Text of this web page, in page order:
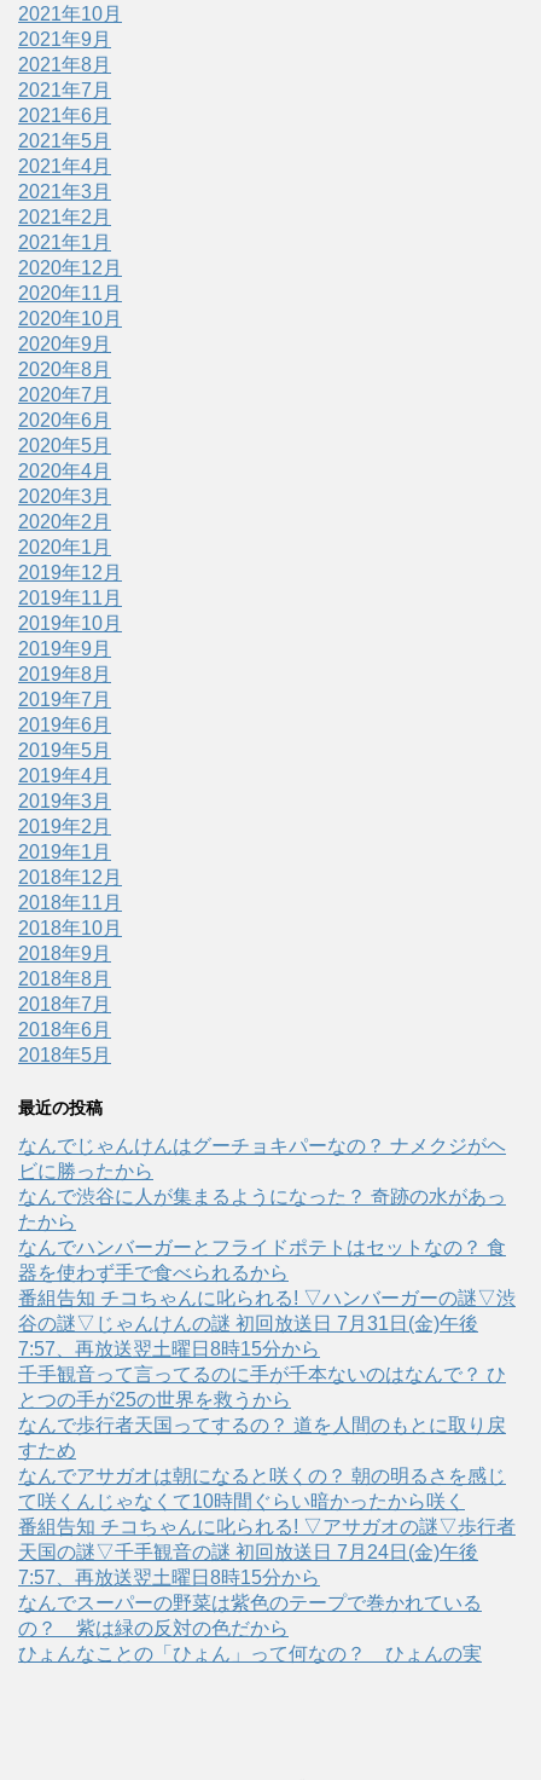
2021年10月
2021年9月
2021年8月
2021年7月
2021年6月
2021年5月
2021年4月
2021年3月
2021年2月
2021年1月
2020年12月
2020年11月
2020年10月
2020年9月
2020年8月
2020年7月
2020年6月
2020年5月
2020年4月
2020年3月
2020年2月
2020年1月
2019年12月
2019年11月
2019年10月
2019年9月
2019年8月
2019年7月
2019年6月
2019年5月
2019年4月
2019年3月
2019年2月
2019年1月
2018年12月
2018年11月
2018年10月
2018年9月
2018年8月
2018年7月
2018年6月
2018年5月
最近の投稿
なんでじゃんけんはグーチョキパーなの？ ナメクジがヘ
ビに勝ったから
なんで渋谷に人が集まるようになった？ 奇跡の水があっ
たから
なんでハンバーガーとフライドポテトはセットなの？ 食
器を使わず手で食べられるから
番組告知 チコちゃんに叱られる! ▽ハンバーガーの謎▽渋
谷の謎▽じゃんけんの謎 初回放送日 7月31日(金)午後
7:57、再放送翌土曜日8時15分から
千手観音って言ってるのに手が千本ないのはなんで？ ひ
とつの手が25の世界を救うから
なんで歩行者天国ってするの？ 道を人間のもとに取り戻
すため
なんでアサガオは朝になると咲くの？ 朝の明るさを感じ
て咲くんじゃなくて10時間ぐらい暗かったから咲く
番組告知 チコちゃんに叱られる! ▽アサガオの謎▽歩行者
天国の謎▽千手観音の謎 初回放送日 7月24日(金)午後
7:57、再放送翌土曜日8時15分から
なんでスーパーの野菜は紫色のテープで巻かれている
の？ 紫は緑の反対の色だから
ひょんなことの「ひょん」って何なの？ ひょんの実